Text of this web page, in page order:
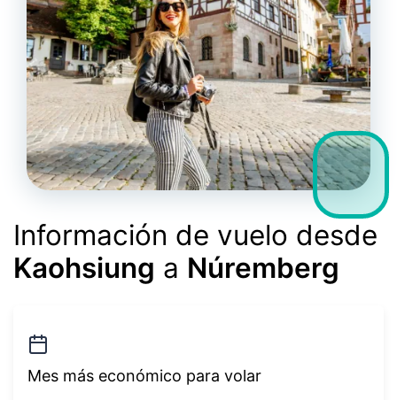
Información de vuelo desde
Kaohsiung a Núremberg
Mes más económico para volar